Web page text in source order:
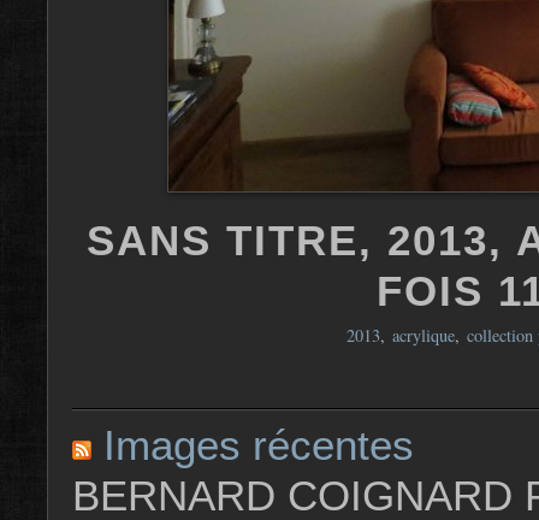
SANS TITRE, 2013,
FOIS
2013, acrylique, collection
Images récentes
BERNARD COIGNARD